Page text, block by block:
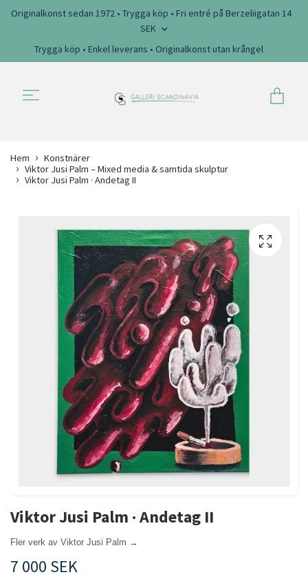
Originalkonst sedan 1972 • Trygga köp • Fri entré på Berzeliigatan 14
SEK
Trygga köp • Enkel leverans • Originalkonst utan krångel
Hem
Konstnärer
Viktor Jusi Palm – Mixed media & samtida skulptur
Viktor Jusi Palm · Andetag II
Viktor Jusi Palm · Andetag II
Fler verk av Viktor Jusi Palm →
7 000 SEK